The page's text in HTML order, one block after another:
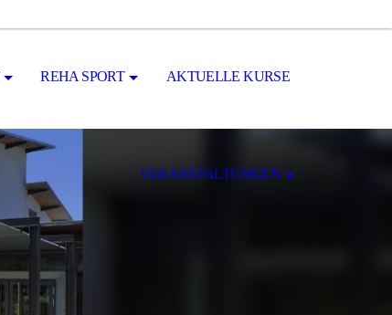
REHA SPORT AKTUELLE KURSE
VERANSTALTUNGEN